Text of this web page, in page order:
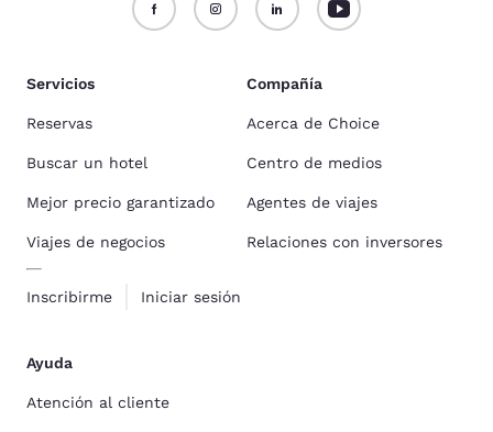
Servicios
Reservas
Buscar un hotel
Mejor precio garantizado
Viajes de negocios
Inscribirme Iniciar sesión
Compañía
Acerca de Choice
Centro de medios
Agentes de viajes
Relaciones con inversores
Ayuda
Atención al cliente